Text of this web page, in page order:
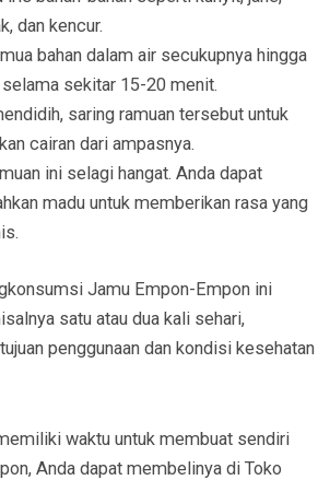
dan kencur.
bahan dalam air secukupnya hingga
sekitar 15-20 menit.
saring ramuan tersebut untuk
cairan dari ampasnya.
ini selagi hangat. Anda dapat
madu untuk memberikan rasa yang
Jamu Empon-Empon ini
satu atau dua kali sehari,
penggunaan dan kondisi kesehatan
waktu untuk membuat sendiri
Anda dapat membelinya di Toko